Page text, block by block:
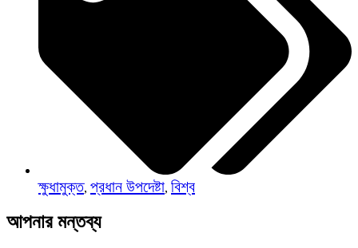
ক্ষুধামুক্ত, প্রধান উপদেষ্টা, বিশ্ব
আপনার মন্তব্য